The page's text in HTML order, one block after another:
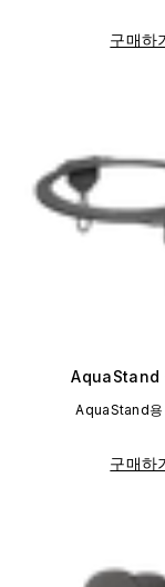
구매하
AquaStand
AquaStand용
구매하